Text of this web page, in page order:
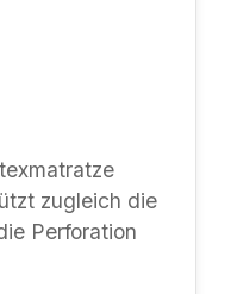
zugleich die
Perforation